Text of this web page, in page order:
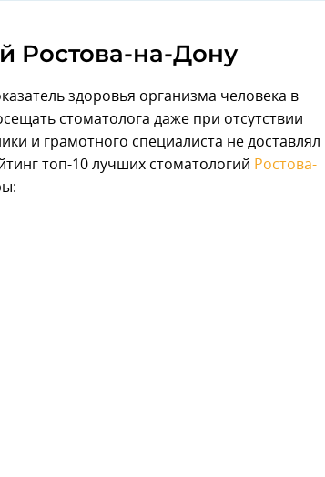
Ростова-на-Дону
здоровья организма человека в
стоматолога даже при отсутствии
и грамотного специалиста не доставлял
топ-10 лучших стоматологий Ростова-